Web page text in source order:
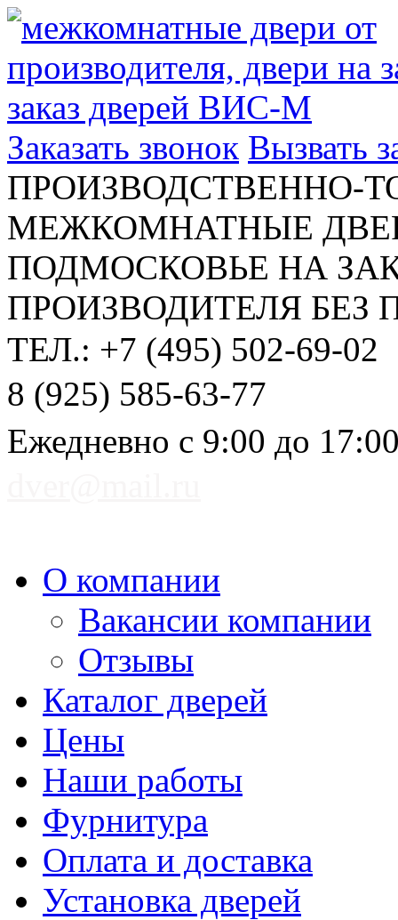
Заказать звонок Вызвать
ПРОИЗВОДСТВЕННО-
МЕЖКОМНАТНЫЕ
ПОДМОСКОВЬЕ НА
ПРОИЗВОДИТЕЛЯ БЕЗ
ТЕЛ.: +7 (495) 502-69-02
8 (925) 585-63-77
Ежедневно с 9:00 до
О компании
Вакансии компании
Отзывы
Каталог дверей
Цены
Наши работы
Фурнитура
Оплата и доставка
Установка дверей